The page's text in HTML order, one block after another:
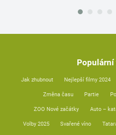
Populární
Jak zhubnout Nejlepší filmy 2024
Změna času Partie
ZOO Nové začátky Auto –
Volby 2025 Svařené víno